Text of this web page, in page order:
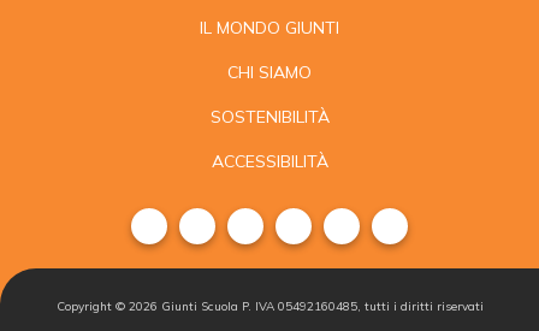
IL MONDO GIUNTI
CHI SIAMO
SOSTENIBILITÀ
ACCESSIBILITÀ
Copyright © 2026 Giunti Scuola P. IVA 05492160485, tutti i diritti riservati